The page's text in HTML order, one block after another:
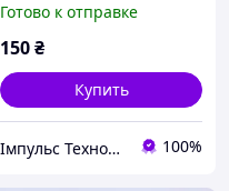
Готово к отправке
150₴
Купить
Імпульс Технологій 100%